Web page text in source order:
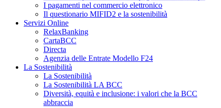
I pagamenti nel commercio elettronico
Il questionario MIFID2 e la sostenibilità
Servizi Online
RelaxBanking
CartaBCC
Directa
Agenzia delle Entrate Modello F24
La Sostenibilità
La Sostenibilità
La Sostenibilità LA BCC
Diversità, equità e inclusione: i valori che la BCC
abbraccia